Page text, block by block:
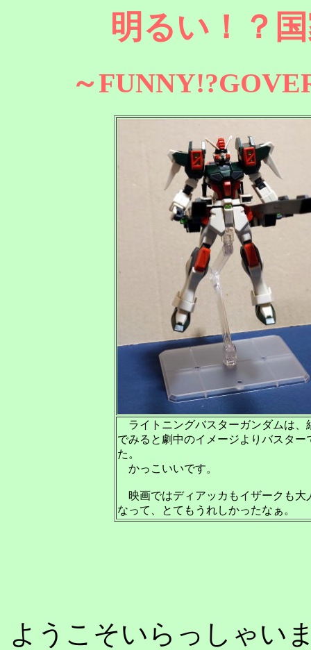
明るい！？
～
ライトニングバスターガンダムは、
でみると劇中のイメージよりバスター
た。
かっこいいです。
映画ではディアッカもイザークも大
なって、とてもうれしかったなぁ。
ようこそいらっしゃい